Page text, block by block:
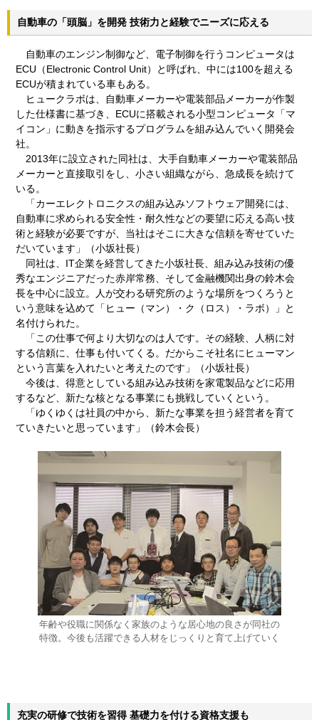
自動車の「頭脳」を開発 技術力と経験でニーズに応える
自動車のエンジン制御など、電子制御を行うコンピュータは
ECU（Electronic Control Unit）と呼ばれ、中には100を超える
ECUが積まれている車もある。
ヒュークラボは、自動車メーカーや電装部品メーカーが作製
した仕様書に基づき、ECUに搭載される小型コンピュータ「マ
イコン」に動きを指示するプログラムを組み込んでいく開発会
社。
2013年に設立された同社は、大手自動車メーカーや電装部品
メーカーと直接取引をし、小さい組織ながら、急成長を続けて
いる。
「カーエレクトロニクスの組み込みソフトウェア開発には、
自動車に求められる安全性・耐久性などの要望に応える高い技
術と経験が必要ですが、当社はそこに大きな信頼を寄せていた
だいています」（小坂社長）
同社は、IT企業を経営してきた小坂社長、組み込み技術の優
秀なエンジニアだった赤岸常務、そして金融機関出身の鈴木会
長を中心に設立。人が交わる研究所のような場所をつくろうと
いう意味を込めて「ヒュー（マン）・ク（ロス）・ラボ）」と
名付けられた。
「この仕事で何より大切なのは人です。その経験、人柄に対
する信頼に、仕事も付いてくる。だからこそ社名にヒューマン
という言葉を入れたいと考えたのです」（小坂社長）
今後は、得意としている組み込み技術を家電製品などに応用
するなど、新たな核となる事業にも挑戦していくという。
「ゆくゆくは社員の中から、新たな事業を担う経営者を育て
ていきたいと思っています」（鈴木会長）
年齢や役職に関係なく家族のような居心地の良さが同社の
特徴。今後も活躍できる人材をじっくりと育て上げていく
充実の研修で技術を習得 基礎力を付ける資格支援も